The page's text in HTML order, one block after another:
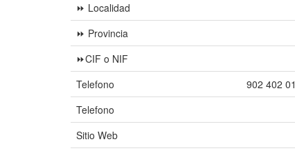
⏩ Localidad
⏩ Provincia
⏩CIF o NIF
Telefono
902 402
Telefono
Sitio Web